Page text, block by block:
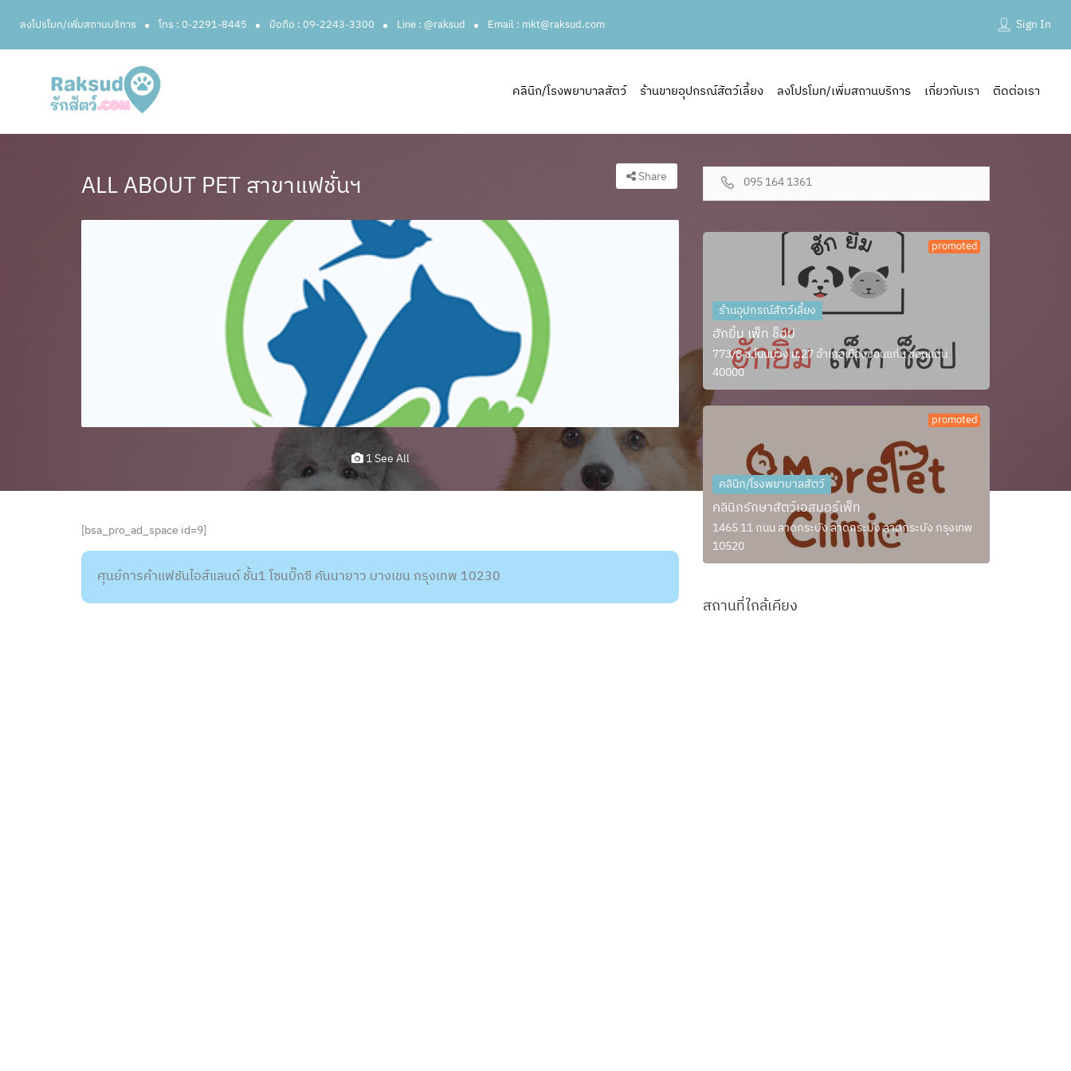
ลงโปรโมท/เพิ่มสถานบริการ โทร : 0-2291-8445 มือถือ : 09-2243-3300 Line : @raksud Email : mkt@raksud.com Sign In
คลินิก/โรงพยาบาลสัตว์ ร้านขายอุปกรณ์สัตว์เลี้ยง ลงโปรโมท/เพิ่มสถานบริการ เกี่ยวกับเรา ติดต่อเรา
ALL ABOUT PET สาขาแฟชั่นฯ Share
1 See All
[bsa_pro_ad_space id=9]
ศุนย์การค้าแฟชันไอส์แลนด์ ชั้น1 โซนบิ๊กซี คันนายาว บางเขน กรุงเทพ 10230
095 164 1361
promoted
ร้านอุปกรณ์สัตว์เลี้ยง
ฮักยิ้ม เพ็ท ช็อป
773/8 ซ.โนนม่วง ม.27 อำเภอเมืองขอนแก่น ขอนแก่น
40000
promoted
คลินิก/โรงพยาบาลสัตว์
คลินิกรักษาสัตว์เอสมอร์เพ็ท
1465 11 ถนน ลาดกระบัง ลาดกระบัง ลาดกระบัง กรุงเทพ
10520
สถานที่ใกล้เคียง